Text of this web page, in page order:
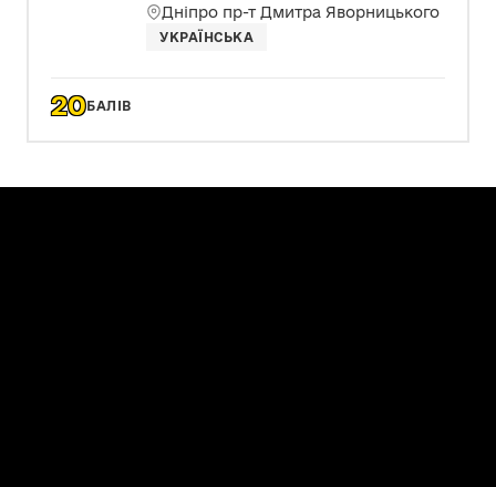
Дніпро пр-т Дмитра Яворницького
УКРАЇНСЬКА
20БАЛІВ